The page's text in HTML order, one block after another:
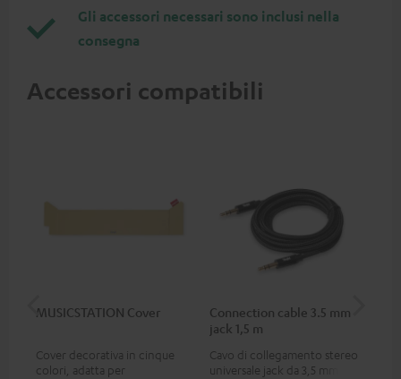
Gli accessori necessari sono inclusi nella
consegna
Accessori compatibili
MUSICSTATION Cover
Cover decorativa in cinque
colori, adatta per
Connection cable 3.5 mm
jack 1,5 m
Cavo di collegamento stereo
universale jack da 3,5 mm